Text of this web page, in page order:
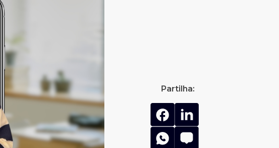
Partilha: